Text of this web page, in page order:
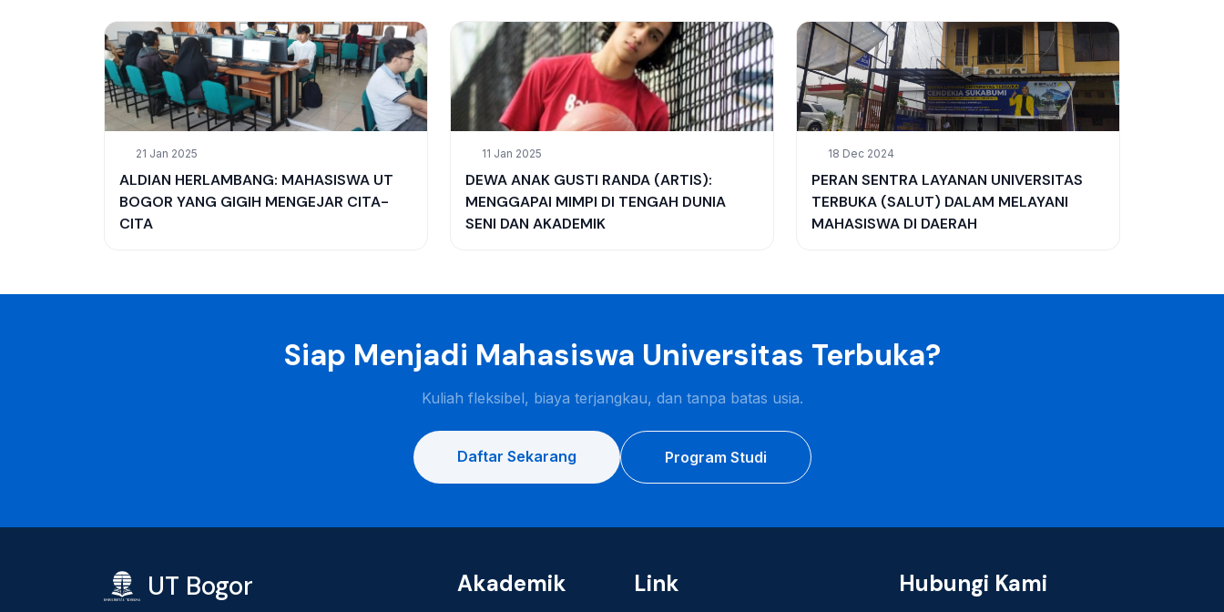
21 Jan 2025
ALDIAN HERLAMBANG: MAHASISWA UT
BOGOR YANG GIGIH MENGEJAR CITA-
CITA
11 Jan 2025
DEWA ANAK GUSTI RANDA (ARTIS):
MENGGAPAI MIMPI DI TENGAH DUNIA
SENI DAN AKADEMIK
18 Dec 2024
PERAN SENTRA LAYANAN UNIVERSITAS
TERBUKA (SALUT) DALAM MELAYANI
MAHASISWA DI DAERAH
Siap Menjadi Mahasiswa Universitas Terbuka?
Kuliah fleksibel, biaya terjangkau, dan tanpa batas usia.
Daftar Sekarang Program Studi
UT Bogor Akademik Link Hubungi Kami